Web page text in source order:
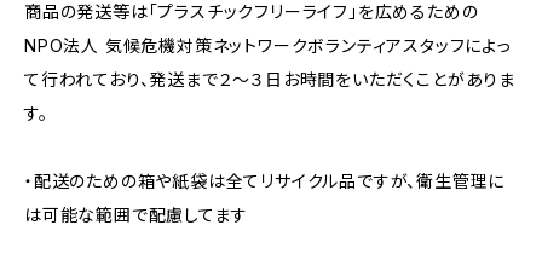
商品の発送等は「プラスチックフリーライフ」を広めるための
NPO法人 気候危機対策ネットワークボランティアスタッフによっ
て行われており、発送まで２～３日お時間をいただくことがありま
す。
・配送のための箱や紙袋は全てリサイクル品ですが、衛生管理に
は可能な範囲で配慮してます